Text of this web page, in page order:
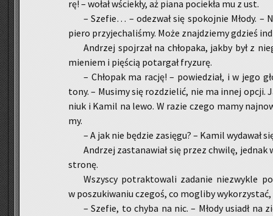
rę! – wołał wście­kły, aż piana po­cie­kła mu z ust.
– Sze­fie… – ode­zwał się spo­koj­nie Młody.
pie­ro przy­je­cha­li­śmy. Może znaj­dzie­my gdzieś
An­drzej spoj­rzał na chło­pa­ka, jakby był z
mie­niem i pię­ścią po­tar­gał fry­zu­rę.
– Chło­pak ma rację! – po­wie­dział, i w jego
tony. – Mu­si­my się roz­dzie­lić, nie ma innej opcji.
niuk i Kamil na lewo. W razie czego mamy
my.
– A jak nie bę­dzie za­się­gu? – Kamil wy­da­wał
An­drzej za­sta­na­wiał się przez chwi­lę, jed­nak
stro­nę.
Wszy­scy po­trak­to­wa­li za­da­nie nie­zwy­kle
w po­szu­ki­wa­niu cze­goś, co mo­gli­by wy­ko­rzy­stać,
– Sze­fie, to chyba na nic. – Młody usiadł